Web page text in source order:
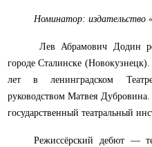
Номинатор: издательство
Лев Абрамович Додин
городе Сталинске
лет в ленинградском
руководством Матвея
государственный театральный
Режиссёрский дебют —